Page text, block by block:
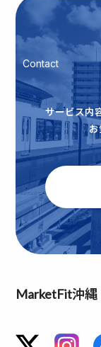
Contact
サービス内
MarketFit沖縄